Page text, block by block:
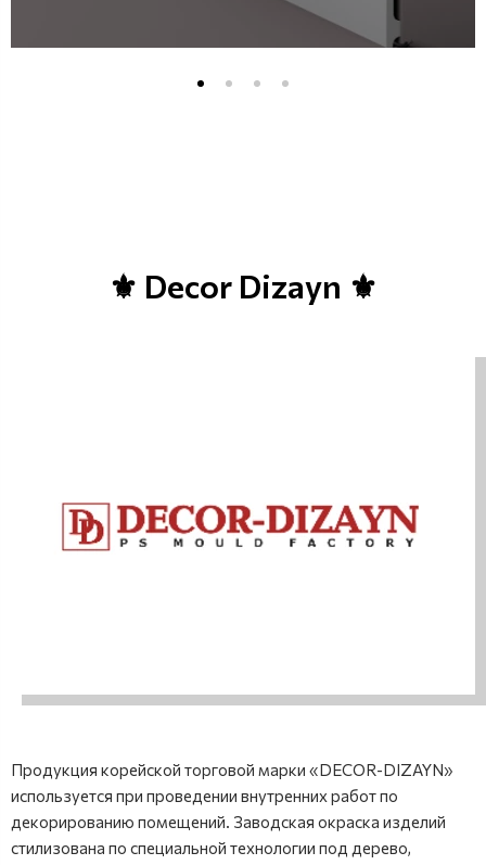
⚜ Decor Dizayn ⚜
Продукция корейской торговой марки «DECOR-DIZAYN»
используется при проведении внутренних работ по
декорированию помещений. Заводская окраска изделий
стилизована по специальной технологии под дерево,